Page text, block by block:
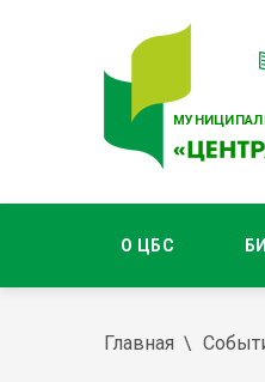
О ЦБС
Главная